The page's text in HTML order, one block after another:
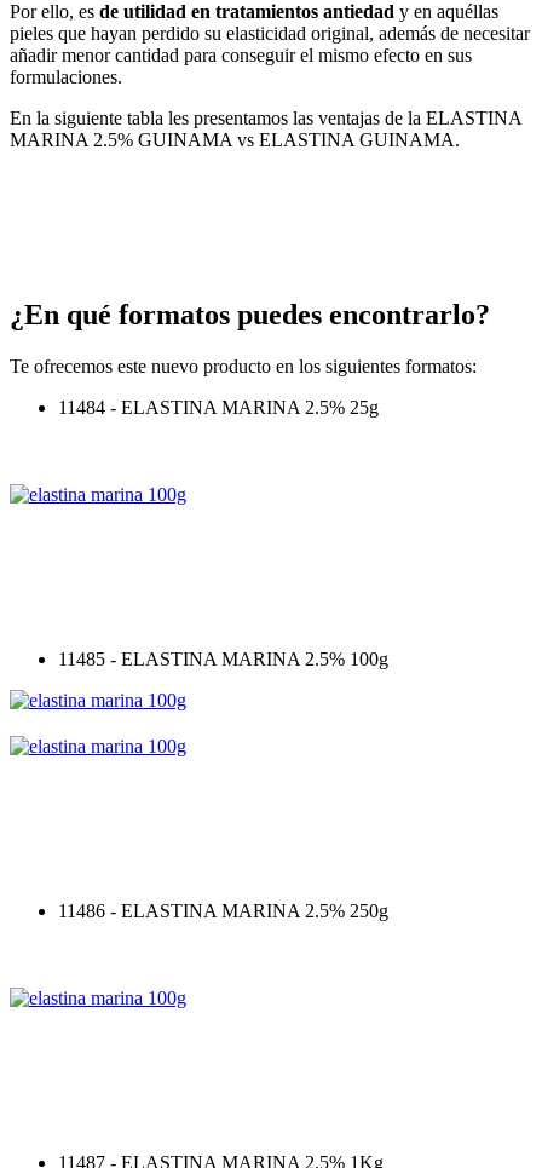
Por ello, es de utilidad en tratamientos antiedad y en aquéllas
pieles que hayan perdido su elasticidad original, además de necesitar
añadir menor cantidad para conseguir el mismo efecto en sus
formulaciones.
En la siguiente tabla les presentamos las ventajas de la ELASTINA
MARINA 2.5% GUINAMA vs ELASTINA GUINAMA.
¿En qué formatos puedes encontrarlo?
Te ofrecemos este nuevo producto en los siguientes formatos:
11484 - ELASTINA MARINA 2.5% 25g
11485 - ELASTINA MARINA 2.5% 100g
11486 - ELASTINA MARINA 2.5% 250g
11487 - ELASTINA MARINA 2.5% 1Kg